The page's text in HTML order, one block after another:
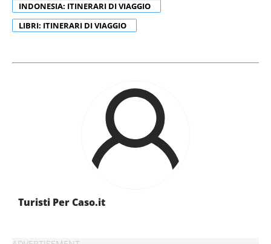
raccolto dal tuo utilizzo dei loro servizi.
INDONESIA: ITINERARI DI VIAGGIO
LIBRI: ITINERARI DI VIAGGIO
Turisti Per Caso.it